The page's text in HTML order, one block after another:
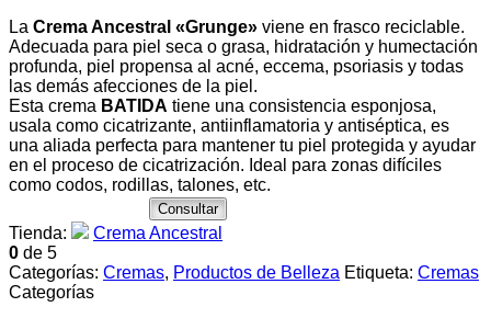
La Crema Ancestral «Grunge» viene en frasco reciclable.
Adecuada para piel seca o grasa, hidratación y humectación
profunda, piel propensa al acné, eccema, psoriasis y todas
las demás afecciones de la piel.
Esta crema BATIDA tiene una consistencia esponjosa,
usala como cicatrizante, antiinflamatoria y antiséptica, es
una aliada perfecta para mantener tu piel protegida y ayudar
en el proceso de cicatrización. Ideal para zonas difíciles
como codos, rodillas, talones, etc.
Consultar
Tienda:
Crema Ancestral
0 de 5
Categorías: Cremas, Productos de Belleza Etiqueta: Cremas
Categorías